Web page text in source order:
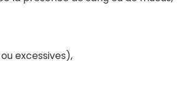
excessives),